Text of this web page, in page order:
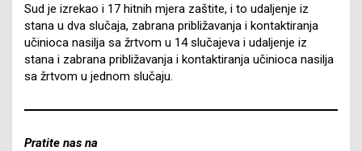
Sud je izrekao i 17 hitnih mjera zaštite, i to udaljenje iz
stana u dva slučaja, zabrana približavanja i kontaktiranja
učinioca nasilja sa žrtvom u 14 slučajeva i udaljenje iz
stana i zabrana približavanja i kontaktiranja učinioca nasilja
sa žrtvom u jednom slučaju.
Pratite nas na